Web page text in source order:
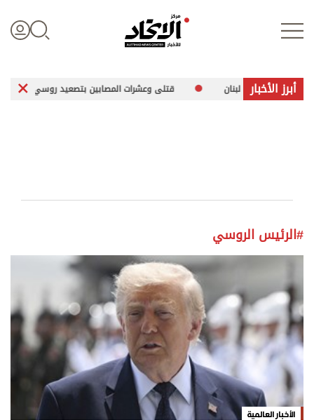
علوم الدار
الأخبار العالمية
اقتصاد
الرياضة
وجهات نظر
الترفيه
التعليم والمعرفة
الذكاء الاصطناعي
أبرز الأخبار قتلى وعشرات المصابين بتصعيد روسي أوكراني
#الرئيس الروسي
الأخبار العالمية